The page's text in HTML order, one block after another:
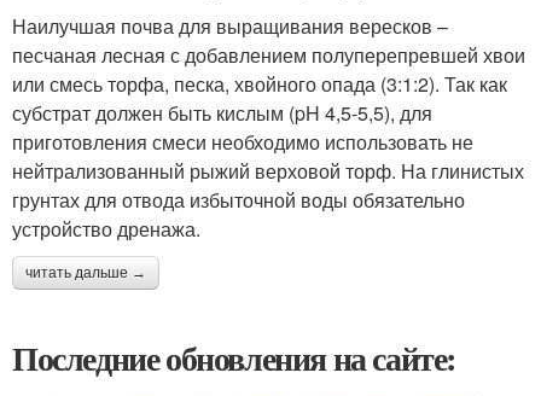
Наилучшая почва для выращивания вересков –
песчаная лесная с добавлением полуперепревшей хвои
или смесь торфа, песка, хвойного опада (3:1:2). Так как
субстрат должен быть кислым (pH 4,5-5,5), для
приготовления смеси необходимо использовать не
нейтрализованный рыжий верховой торф. На глинистых
грунтах для отвода избыточной воды обязательно
устройство дренажа.
читать дальше →
Последние обновления на сайте: